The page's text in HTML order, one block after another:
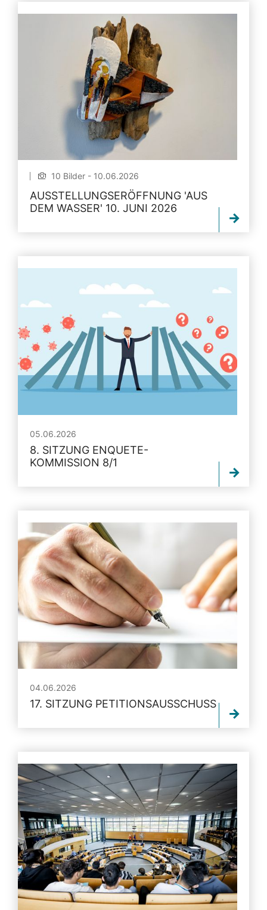
10 Bilder - 10.06.2026
AUSSTELLUNGSERÖFFNUNG 'AUS
DEM WASSER' 10. JUNI 2026
05.06.2026
8. SITZUNG ENQUETE-
KOMMISSION 8/1
04.06.2026
17. SITZUNG PETITIONSAUSSCHUSS